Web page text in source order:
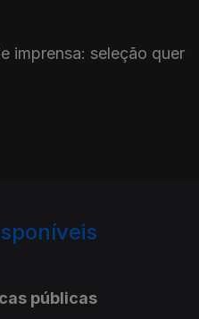
imprensa: seleção quer
públicas